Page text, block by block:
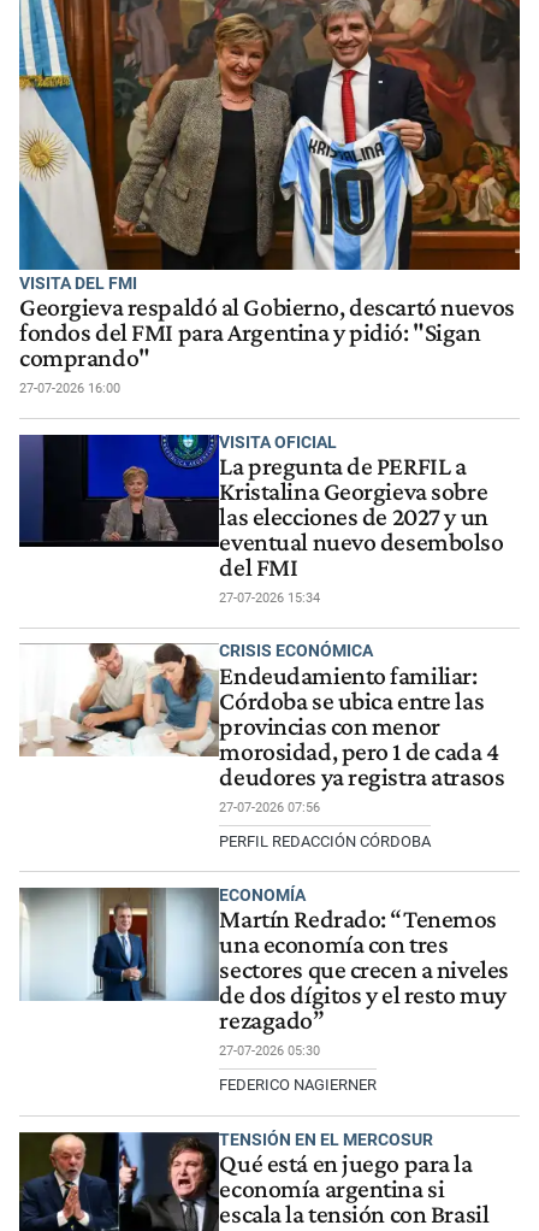
VISITA DEL FMI
Georgieva respaldó al Gobierno, descartó nuevos
fondos del FMI para Argentina y pidió: "Sigan
comprando"
27-07-2026 16:00
VISITA OFICIAL
La pregunta de PERFIL a
Kristalina Georgieva sobre
las elecciones de 2027 y un
eventual nuevo desembolso
del FMI
27-07-2026 15:34
CRISIS ECONÓMICA
Endeudamiento familiar:
Córdoba se ubica entre las
provincias con menor
morosidad, pero 1 de cada 4
deudores ya registra atrasos
27-07-2026 07:56
PERFIL REDACCIÓN CÓRDOBA
ECONOMÍA
Martín Redrado: “Tenemos
una economía con tres
sectores que crecen a niveles
de dos dígitos y el resto muy
rezagado”
27-07-2026 05:30
FEDERICO NAGIERNER
TENSIÓN EN EL MERCOSUR
Qué está en juego para la
economía argentina si
escala la tensión con Brasil